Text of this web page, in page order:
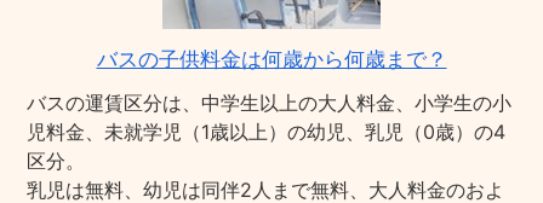
バスの子供料金は何歳から何歳まで？
バスの運賃区分は、中学生以上の大人料金、小学生の小
児料金、未就学児（1歳以上）の幼児、乳児（0歳）の4
区分。
乳児は無料、幼児は同伴2人まで無料、大人料金のおよ